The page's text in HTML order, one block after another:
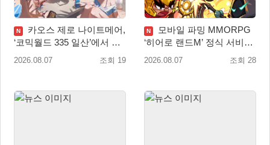
N
카오스 제로 나이트메어,
‘코믹월드 335 일산’에서 이
용자 소통 예고
2026.08.07 조회 19
N
모바일 파밍 MMORPG
‘히어로 랜드M’ 정식 서비스
돌입
2026.08.07 조회 28